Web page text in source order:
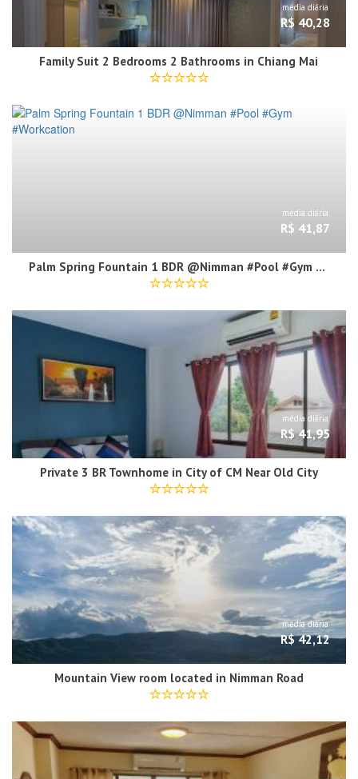
média diária
R$ 40,28
Family Suit 2 Bedrooms 2 Bathrooms in Chiang Mai
média diária
R$ 41,87
Palm Spring Fountain 1 BDR @Nimman #Pool #Gym #Workcation
média diária
R$ 41,95
Private 3 BR Townhome in City of CM Near Old City
média diária
R$ 42,12
Mountain View room located in Nimman Road